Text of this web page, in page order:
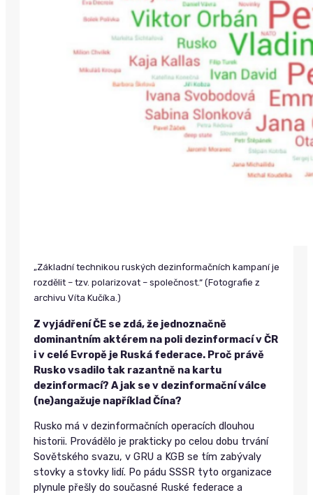
„Základní technikou ruských dezinformačních kampaní je
rozdělit – tzv. polarizovat – společnost.“ (Fotografie z
archivu Víta Kučíka.)
Z vyjádření ČE se zdá, že jednoznačně
dominantním aktérem na poli dezinformací v ČR
i v celé Evropě je Ruská federace. Proč právě
Rusko vsadilo tak razantně na kartu
dezinformací? A jak se v dezinformační válce
(ne)angažuje například Čína?
Rusko má v dezinformačních operacích dlouhou
historii. Provádělo je prakticky po celou dobu trvání
Sovětského svazu, v GRU a KGB se tím zabývaly
stovky a stovky lidí. Po pádu SSSR tyto organizace
plynule přešly do současné Ruské federace a